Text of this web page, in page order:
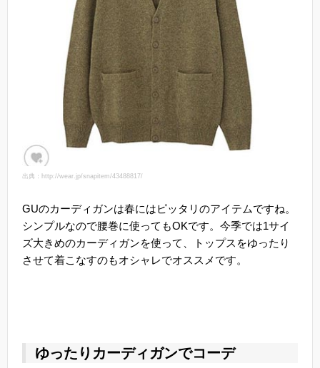
出典：http://wear.jp/snapitem/43488817/
GUのカーディガンは春にはピッタリのアイテムですね。
シンプルなので腰巻に使ってもOKです。今季では1サイ
ズ大きめのカーディガンを使って、トップスをゆったり
させて着こなすのもオシャレでオススメです。
ゆったりカーディガンでコーデ